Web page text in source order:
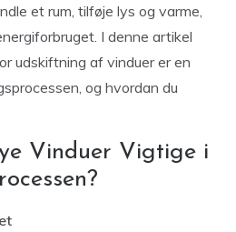
et rum, tilføje lys og varme,
I denne artikel
udskiftning af vinduer er en
og hvordan du
Vinduer Vigtige i